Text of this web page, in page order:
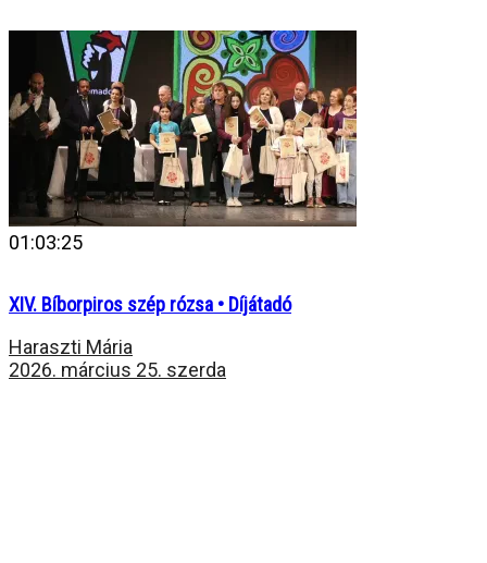
01:03:25
XIV. Bíborpiros szép rózsa • Díjátadó
Haraszti Mária
2026. március 25. szerda